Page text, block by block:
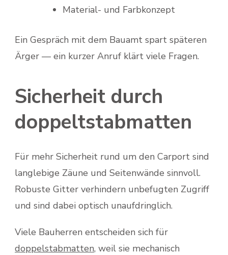
Material- und Farbkonzept
Ein Gespräch mit dem Bauamt spart späteren
Ärger — ein kurzer Anruf klärt viele Fragen.
Sicherheit durch
doppeltstabmatten
Für mehr Sicherheit rund um den Carport sind
langlebige Zäune und Seitenwände sinnvoll.
Robuste Gitter verhindern unbefugten Zugriff
und sind dabei optisch unaufdringlich.
Viele Bauherren entscheiden sich für
doppelstabmatten, weil sie mechanisch